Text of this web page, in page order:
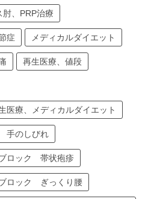
肘、PRP治療
症 メディカルダイエット
再生医療、値段
医療、メディカルダイエット
手のしびれ
ロック 帯状疱疹
ロック ぎっくり腰